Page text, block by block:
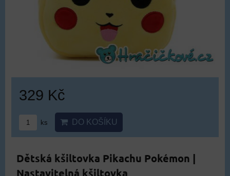
329 Kč
ks DO KOŠÍKU
Dětská kšiltovka Pikachu Pokémon |
Nastavitelná kšiltovka